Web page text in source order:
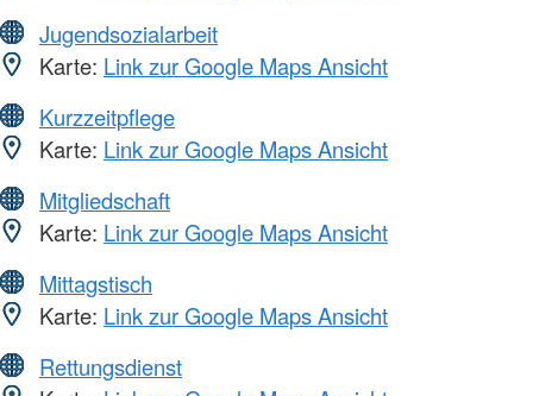
Jugendsozialarbeit
Karte: Link zur Google Maps Ansicht
Kurzzeitpflege
Karte: Link zur Google Maps Ansicht
Mitgliedschaft
Karte: Link zur Google Maps Ansicht
Mittagstisch
Karte: Link zur Google Maps Ansicht
Rettungsdienst